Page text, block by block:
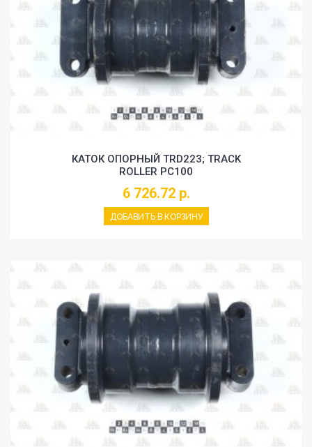
КАТОК ОПОРНЫЙ TRD223; TRACK
ROLLER PC100
6 726.72 р.
ДОБАВИТЬ В КОРЗИНУ